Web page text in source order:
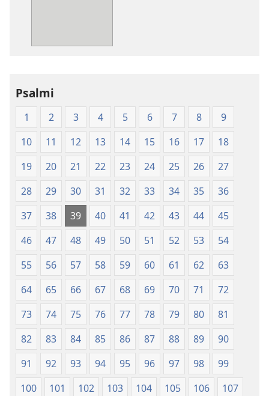
(izdano 2009)
Psalmi
1 2 3 4 5 6 7 8
9
10
11 12 13 14 15 16 17
18
19
20 21 22 23 24 25 26
27
28
29 30 31 32 33 34 35
36
37
38 39 40 41 42 43 44
45
46
47 48 49 50 51 52 53
54
55
56 57 58 59 60 61 62
63
64
65 66 67 68 69 70 71
72
73
74 75 76 77 78 79 80
81
82
83 84 85 86 87 88 89
90
91
92 93 94 95 96 97 98
99
100
101 102 103 104 105 106
107